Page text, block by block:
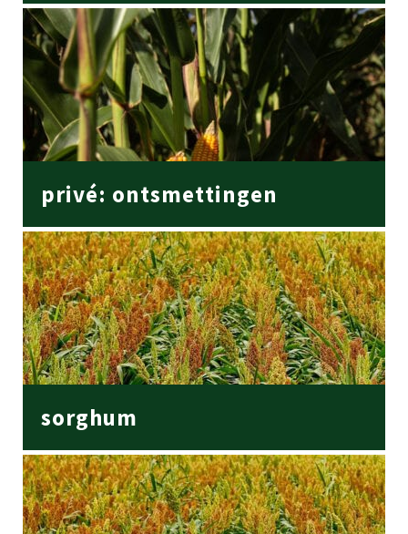
privé: ontsmettingen
sorghum